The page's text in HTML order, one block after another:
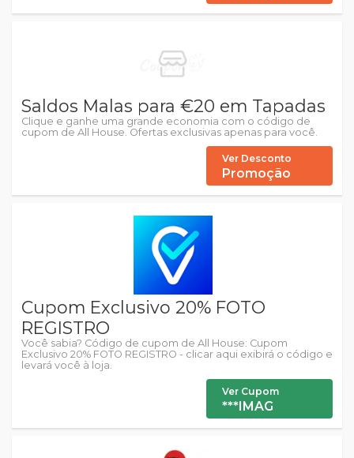
Saldos Malas para €20 em Tapadas
Clique e ganhe uma grande economia com o código de
cupom de All House. Ofertas exclusivas apenas para você.
Ver Desconto
Promoção
Cupom Exclusivo 20% FOTO
REGISTRO
Você sabia? Código de cupom de All House: Cupom
Exclusivo 20% FOTO REGISTRO - clicar aqui exibirá o código e
levará você à loja.
Ver Cupom
***IMAG